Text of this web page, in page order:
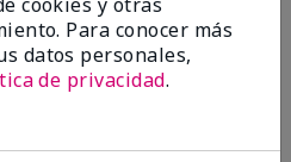
Después
Después
Para conocer más
datos personales,
de privacidad.